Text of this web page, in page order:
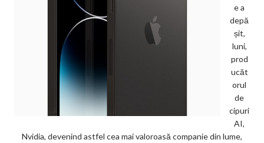
e a
depă
șit,
luni,
prod
ucăt
orul
de
cipuri
AI,
Nvidia, devenind astfel cea mai valoroasă companie din lume,